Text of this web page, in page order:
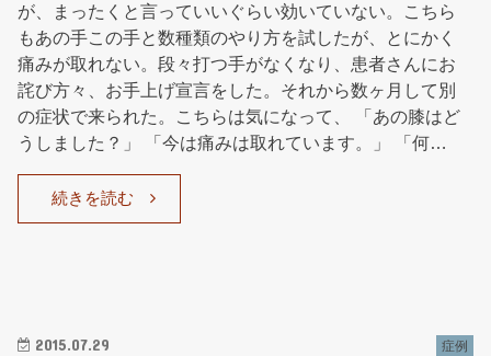
が、まったくと言っていいぐらい効いていない。こちら
もあの手この手と数種類のやり方を試したが、とにかく
痛みが取れない。段々打つ手がなくなり、患者さんにお
詫び方々、お手上げ宣言をした。それから数ヶ月して別
の症状で来られた。こちらは気になって、 「あの膝はど
うしました？」 「今は痛みは取れています。」 「何…
続きを読む
2015.07.29 症例